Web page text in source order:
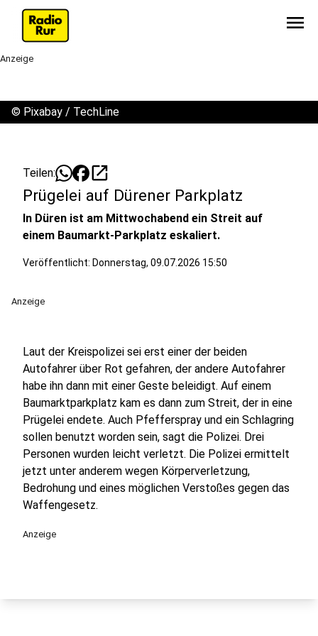
menu
Anzeige
© Pixabay / TechLine
Teilen: open_in_new
Prügelei auf Dürener Parkplatz
In Düren ist am Mittwochabend ein Streit auf
einem Baumarkt-Parkplatz eskaliert.
Veröffentlicht: Donnerstag, 09.07.2026 15:50
Anzeige
Laut der Kreispolizei sei erst einer der beiden
Autofahrer über Rot gefahren, der andere Autofahrer
habe ihn dann mit einer Geste beleidigt. Auf einem
Baumarktparkplatz kam es dann zum Streit, der in eine
Prügelei endete. Auch Pfefferspray und ein Schlagring
sollen benutzt worden sein, sagt die Polizei. Drei
Personen wurden leicht verletzt. Die Polizei ermittelt
jetzt unter anderem wegen Körperverletzung,
Bedrohung und eines möglichen Verstoßes gegen das
Waffengesetz.
Anzeige